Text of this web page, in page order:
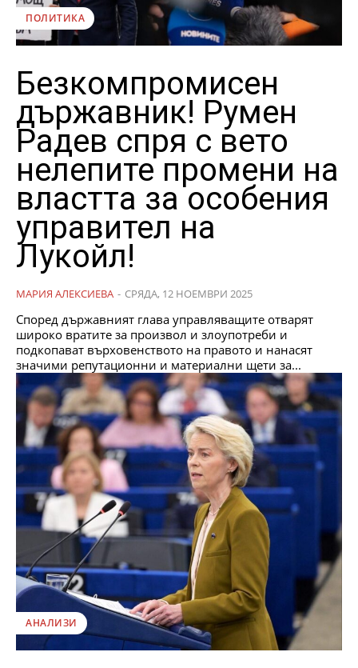
ПОЛИТИКА
Безкомпромисен
държавник! Румен
Радев спря с вето
нелепите промени на
властта за особения
управител на
Лукойл!
МАРИЯ АЛЕКСИЕВА - СРЯДА, 12 НОЕМВРИ 2025
Според държавният глава управляващите отварят
широко вратите за произвол и злоупотреби и
подкопават върховенството на правото и нанасят
значими репутационни и материални щети за...
АНАЛИЗИ